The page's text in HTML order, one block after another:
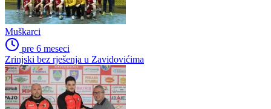
Muškarci
pre 6 meseci
Zrinjski bez rješenja u Zavidovićima